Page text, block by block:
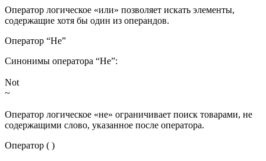
Оператор логическое «или» позволяет искать элементы,
содержащие хотя бы один из операндов.
Оператор “Не”
Синонимы оператора “Не”:
Not
~
Оператор логическое «не» ограничивает поиск товарами, не
содержащими слово, указанное после оператора.
Оператор ( )